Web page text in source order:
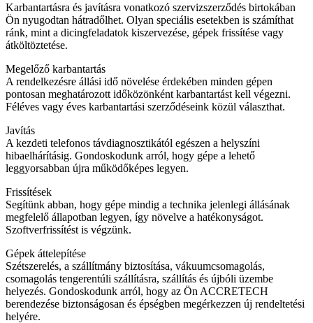
Karbantartásra és javításra vonatkozó szervizszerződés birtokában
Ön nyugodtan hátradőlhet. Olyan speciális esetekben is számíthat
ránk, mint a dicingfeladatok kiszervezése, gépek frissítése vagy
átköltöztetése.
Megelőző karbantartás
A rendelkezésre állási idő növelése érdekében minden gépen
pontosan meghatározott időközönként karbantartást kell végezni.
Féléves vagy éves karbantartási szerződéseink közül választhat.
Javítás
A kezdeti telefonos távdiagnosztikától egészen a helyszíni
hibaelhárításig. Gondoskodunk arról, hogy gépe a lehető
leggyorsabban újra működőképes legyen.
Frissítések
Segítünk abban, hogy gépe mindig a technika jelenlegi állásának
megfelelő állapotban legyen, így növelve a hatékonyságot.
Szoftverfrissítést is végzünk.
Gépek áttelepítése
Szétszerelés, a szállítmány biztosítása, vákuumcsomagolás,
csomagolás tengerentúli szállításra, szállítás és újbóli üzembe
helyezés. Gondoskodunk arról, hogy az Ön ACCRETECH
berendezése biztonságosan és épségben megérkezzen új rendeltetési
helyére.